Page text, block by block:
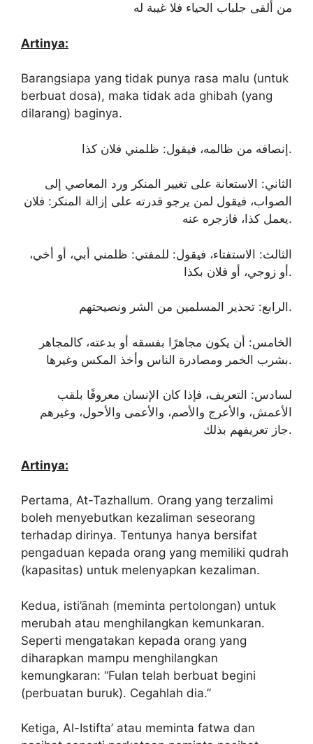
من ألقى جلباب الحياء فلا غيبة له
Artinya:
Barangsiapa yang tidak punya rasa malu (untuk
berbuat dosa), maka tidak ada ghibah (yang
dilarang) baginya.
إنصافه من ظالمه، فيقول: ظلمني فلان كذا.
الثاني: الاستعانة على تغيير المنكر ورد المعاصي إلى
الصواب، فيقول لمن يرجو قدرته على إزالة المنكر: فلان
يعمل كذا، فازجره عنه.
الثالث: الاستفتاء، فيقول: للمفتي: ظلمني أبي، أو أخي،
أو زوجي، أو فلان بكذا.
الرابع: تحذير المسلمين من الشر ونصيحتهم.
الخامس: أن يكون مجاهرًا بفسقه أو بدعته، كالمجاهر
بشرب الخمر ومصادرة الناس وأخذ المكس وغيرها.
لسادس: التعريف، فإذا كان الإنسان معروفًا بلقب
الأعمش، والأعرج والأصم، والأعمى والأحول، وغيرهم
جاز تعريفهم بذلك.
Artinya:
Pertama, At-Tazhallum. Orang yang terzalimi
boleh menyebutkan kezaliman seseorang
terhadap dirinya. Tentunya hanya bersifat
pengaduan kepada orang yang memiliki qudrah
(kapasitas) untuk melenyapkan kezaliman.
Kedua, isti’ānah (meminta pertolongan) untuk
merubah atau menghilangkan kemunkaran.
Seperti mengatakan kepada orang yang
diharapkan mampu menghilangkan
kemungkaran: “Fulan telah berbuat begini
(perbuatan buruk). Cegahlah dia.”
Ketiga, Al-Istifta’ atau meminta fatwa dan